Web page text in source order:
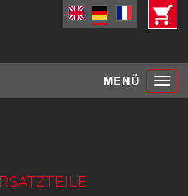
MENÜ Toggle